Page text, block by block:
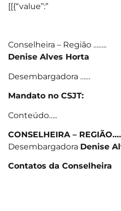
[[{“value”:”
Conselheira – Região ……..
Denise Alves Horta
Desembargadora ……
Mandato no CSJT:
Conteúdo…..
CONSELHEIRA –
Desembargadora Denise
Contatos da Conselheira